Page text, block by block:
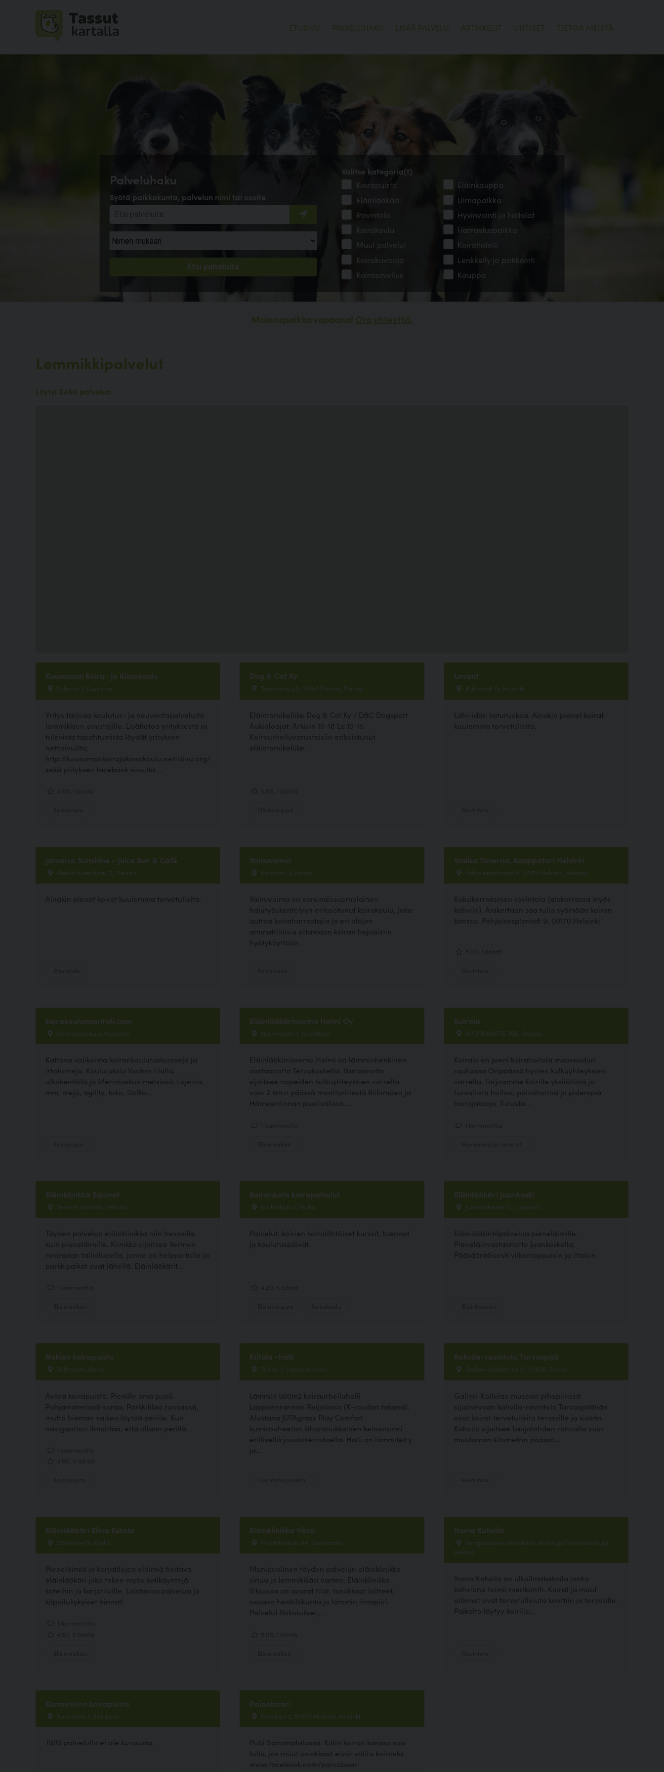
ETUSIVU PALVELUHAKU LISÄÄ PALVELU ARTIKKELIT UUTISET TIETOA MEISTÄ
Palveluhaku
Syötä paikkakunta, palvelun nimi tai osoite
Valitse kategoria(t)
Koirapuisto
Eläinkauppa
Eläinlääkäri
Uimapaikka
Ravintola
Hyvinvointi ja hoitolat
Koirakoulu
Harrastuspaikka
Muut palvelut
Koirahotelli
Koirakuvaaja
Lenkkeily ja patikointi
Koirasovellus
Kauppa
Mainospaikka vapaana! Ota yhteyttä.
Lemmikkipalvelut
Löytyi 2494 palvelua
Kuusamon Koira- ja Kissakoulu
Kelantie 1, Kuusamo
Yritys tarjoaa koulutus- ja neuvontapalveluita
lemmikkien omistajille. Lisätietoa yrityksestä ja
tulevista tapahtumista löydät yrityksen
nettisivuilta;
http://kuusamonkoirajakissakoulu.nettisivu.org/
sekä yrityksen facebook sivuilta....
Dog & Cat Ky
Työpajatie 20, 06150 Porvoo, Porvoo
Eläintarvikeliike Dog & Cat Ky / D&C Dogsport
Aukioloajat: Arkisin 10-18 La 10-15
Koiraurheiluvarusteisiin erikoistunut
eläintarvikeliike.
Levant
Bulevardi 15, Helsinki
Lähi-idän katuruokaa. Ainakin pienet koirat
kuulemma tervetulleita.
Jamaica Sunshine - Juice Bar & Café
Aleksis Kiven katu 12, Helsinki
Ainakin pienet koirat kuulemma tervetulleita.
Vainuvoima
Purokatu 3, Raisio
Vainuvoima on varsinaissuomalainen
hajutyöskentelyyn erikoistunut koirakoulu, joka
auttaa koiraharrastajia ja eri alojen
ammattilaisia ottamaan koiran hajuaistin
hyötykäyttöön.
Vaelsa Taverna, Kauppatori Helsinki
Pohjoisesplanadi 9, 00170 Helsinki, Helsinki
Kaksikerroksinen ravintola (alakerrassa myös
kahvila). Alakertaan saa tulla syömään koiran
kanssa. Pohjoisesplanadi 9, 00170 Helsinki
koirakoulunaantali.com
Ratavahdinkuja, Naantali
Kattava valikoima koirankoulutuskursseja ja
irtotunteja. Koulutuksia Vanton tilalla,
ulkokentällä ja Merimaskun metsissä. Lajeina
mm. mejä, agility, toko, DoBo...
Eläinlääkäriasema Helmi Oy
Heimolantie 1, Janakkala
Eläinlääkäriasema Helmi on lämminhenkinen
vastaanotto Tervakoskella. Vastaanotto
sijaitsee nopeiden kulkuyhteyksien varrella
vain 2 km:n päässä moottoritiestä Riihimäen ja
Hämeenlinnan puolivälissä....
Koirala
VUOTAVANTIE 368, Oripää
Koirala on pieni koirahoitola maaseudun
rauhassa Oripäässä hyvien kulkuyhteyksien
varrella. Tarjoamme koirille yksilöllistä ja
turvallista hoitoa, päivähoitoa ja pidempiä
hoitojaksoja. Turusta...
Eläinklinikka Equivet
Vermon ravirata, Helsinki
Täyden palvelun eläinklinikka niin hevosille
kuin pieneläimille. Klinikka sijaitsee Vermon
raviradan tallialueella, jonne on helppo tulla ja
parkkipaikat ovat lähellä. Eläinlääkärit...
Koirankota koirapalvelut
Inkilänkatu 4, Turku
Palvelut: koirien koiralähtöiset kurssit, luennot
ja koulutuspäivät.
Eläinlääkäri Juankoski
Juankoskentie 13, Juankoski
Eläinlääkintäpalvelua pieneläimille.
Pieneläinvastaanotto Juankoskella.
Pääsääntöisesti viikonloppuisin ja iltaisin.
Nokian koirapuisto
Talttakatu, Nokia
Avara koirapuisto. Pienille oma puoli.
Pohjamateriaali soraa. Parkkitilaa runsaasti,
mutta hieman vaikea löytää perille. Kun
navigaattori ilmoittaa, että ollaan perillä...
Kiitola -halli
Tullitie 7, Lappeenranta
Lämmin 500m2 koiraurheiluhalli
Lappeenrannan Reijolassa (K-raudan takana).
Alustana JUTAgrass Play Comfort
kumirouheeton kiharanukkainen keinonurmi
erillisellä joustokerroksella. Halli on lämmitetty
ja...
Kahvila-ravintola Tarvaspää
Gallen-Kallelan tie 27 02600, Espoo
Gallen-Kallelan museon pihapiirissä
sijaitsevaan kahvila-ravintola Tarvaspäähän
ovat koirat tervetulleita terassille ja sisään.
Kahvila sijaitsee Laajalahden rannalla vain
muutaman kilometrin päässä...
Eläinlääkäri Elina Eskola
Säterintie 19, Köyliö
Pieneläimiä ja karjatilojen eläimiä hoitava
eläinlääkäri joka tekee myös kotikäyntejä
koteihin ja karjatiloille. Loistavaa palvelua ja
kilpailukykyiset hinnat!
Eläinklinikka Viksu
Marttilankatu 44, Sastamala
Monipuolinen täyden palvelun eläinklinikka
sinua ja lemmikkiäsi varten. Eläinklinikka
Viksussa on avarat tilat, tasokkaat laitteet,
osaava henkilökunta ja lämmin ilmapiiri.
Palvelut Rokotukset,...
Ihana Kahvila
Sompasaaren eteläkärki, Nihtikuja/Terminaalikuja,
Helsinki
Ihana Kahvila on ulkoilmakahvila jonka
kahviona toimii merikontti. Koirat ja muut
eläimet ovat tervetulleiuta konttiin ja terassille.
Paikalta löytyy koirille...
Kanavatien koirapuisto
Kanavatie 7, Siilinjärvi
Tällä palvelulla ei ole kuvausta.
Painobaari
Postikuja 2, 00100 Helsinki, Helsinki
Pubi Sanomatalossa. Kiltin koiran kanssa saa
tulla, jos muut asiakkaat eivät valita koirasta.
www.facebook.com/painobaari